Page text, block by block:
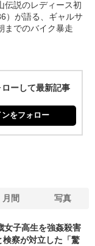
伝説のレディース初
）が語る、ギャルサ
までのバイク暴走
ーして最新記事
をフォロー
月間 写真
女子高生を強姦殺害
察が対立した「驚